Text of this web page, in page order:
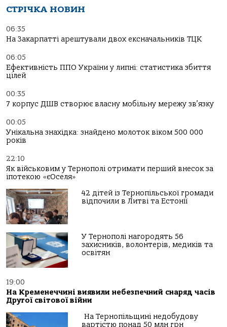
СТРІЧКА НОВИН
06:35
На Закарпатті арештували двох ексначальників ТЦК
06:05
Ефективність ППО України у липні: статистика збиття
цілей
00:35
7 корпус ДШВ створює власну мобільну мережу зв’язку
00:05
Унікальна знахідка: знайдено молоток віком 500 000
років
22:10
Як військовим у Тернополі отримати перший внесок за
іпотекою «єОселя»
42 дітей із Тернопільської громади
відпочили в Литві та Естонії
У Тернополі нагородять 56
захисників, волонтерів, медиків та
освітян
19:00
На Кременеччині виявили небезпечний снаряд часів
Другої світової війни
На Тернопільщині недобудову
вартістю понад 50 млн грн